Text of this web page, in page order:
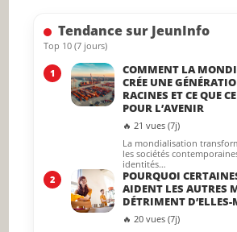
Tendance sur JeunInfo
Top 10 (7 jours)
1
COMMENT LA
CRÉE UNE
RACINES ET CE QUE
POUR L’AVENIR
🔥 21 vues (7j)
La mondialisation
les sociétés
identités…
2
POURQUOI
AIDENT LES AUTRES
DÉTRIMENT D’ELLES-
🔥 20 vues (7j)